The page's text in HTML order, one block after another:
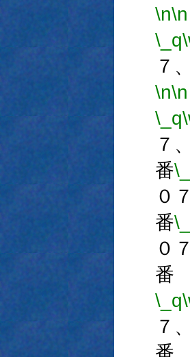
\n\n
\_q
７
\n\n
\_q
７
番
０
番
０
\_q
７